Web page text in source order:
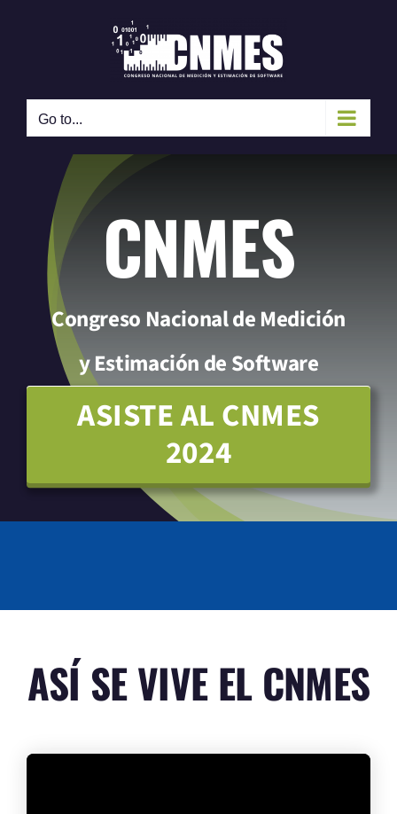
Go to...
CNMES
Congreso Nacional de Medición
y Estimación de Software
ASISTE AL CNMES
2024
ASÍ SE VIVE EL CNMES